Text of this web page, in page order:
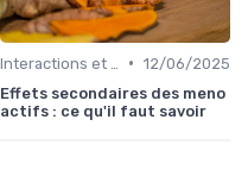
• 12/06/2025
Effets secondaires des meno
actifs : ce qu'il faut savoir